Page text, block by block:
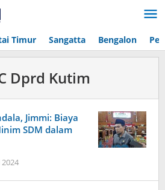
Timur Sangatta Bengalon
Dprd Kutim
Jimmi: Biaya
SDM dalam
Tiga